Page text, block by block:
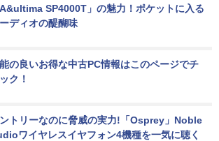
A&ultima SP4000T」の魅力！ポケットに入る
ディオの醍醐味
の良いお得な中古PC情報はこのページでチ
ク！
トリーなのに脅威の実力!「Osprey」Noble
ワイヤレスイヤフォン4機種を一気に聴く